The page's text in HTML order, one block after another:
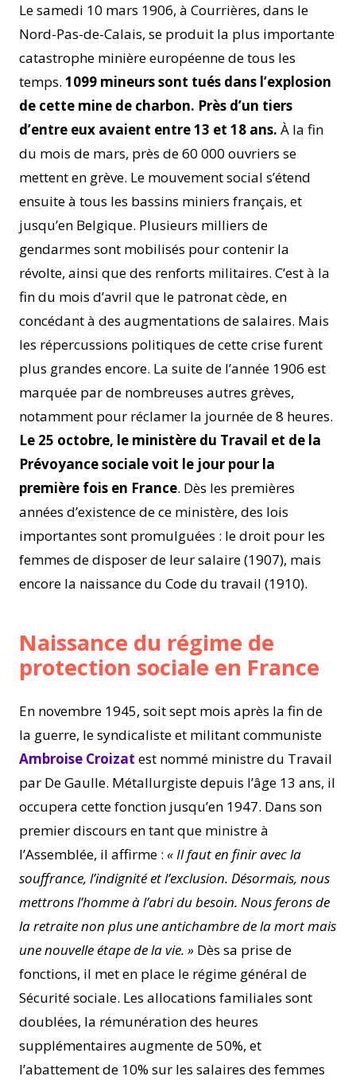
Le samedi 10 mars 1906, à Courrières, dans le
Nord-Pas-de-Calais, se produit la plus importante
catastrophe minière européenne de tous les
temps. 1099 mineurs sont tués dans l’explosion
de cette mine de charbon. Près d’un tiers
d’entre eux avaient entre 13 et 18 ans. À la fin
du mois de mars, près de 60 000 ouvriers se
mettent en grève. Le mouvement social s’étend
ensuite à tous les bassins miniers français, et
jusqu’en Belgique. Plusieurs milliers de
gendarmes sont mobilisés pour contenir la
révolte, ainsi que des renforts militaires. C’est à la
fin du mois d’avril que le patronat cède, en
concédant à des augmentations de salaires. Mais
les répercussions politiques de cette crise furent
plus grandes encore. La suite de l’année 1906 est
marquée par de nombreuses autres grèves,
notamment pour réclamer la journée de 8 heures.
Le 25 octobre, le ministère du Travail et de la
Prévoyance sociale voit le jour pour la
première fois en France. Dès les premières
années d’existence de ce ministère, des lois
importantes sont promulguées : le droit pour les
femmes de disposer de leur salaire (1907), mais
encore la naissance du Code du travail (1910).
Naissance du régime de
protection sociale en France
En novembre 1945, soit sept mois après la fin de
la guerre, le syndicaliste et militant communiste
Ambroise Croizat est nommé ministre du Travail
par De Gaulle. Métallurgiste depuis l’âge 13 ans, il
occupera cette fonction jusqu’en 1947. Dans son
premier discours en tant que ministre à
l’Assemblée, il affirme : « Il faut en finir avec la
souffrance, l’indignité et l’exclusion. Désormais, nous
mettrons l’homme à l’abri du besoin. Nous ferons de
la retraite non plus une antichambre de la mort mais
une nouvelle étape de la vie. » Dès sa prise de
fonctions, il met en place le régime général de
Sécurité sociale. Les allocations familiales sont
doublées, la rémunération des heures
supplémentaires augmente de 50%, et
l’abattement de 10% sur les salaires des femmes